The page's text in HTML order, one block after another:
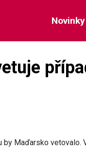
Novinky
Maďarsko